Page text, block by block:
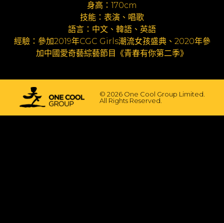
身高：170cm
技能：表演、唱歌
語言：中文、韓語、英語
經驗：參加2019年CGC Girls潮流女孩盛典、2020年參
加中國愛奇藝綜藝節目《青春有你第二季》
© 2026 One Cool Group Limited.
All Rights Reserved.